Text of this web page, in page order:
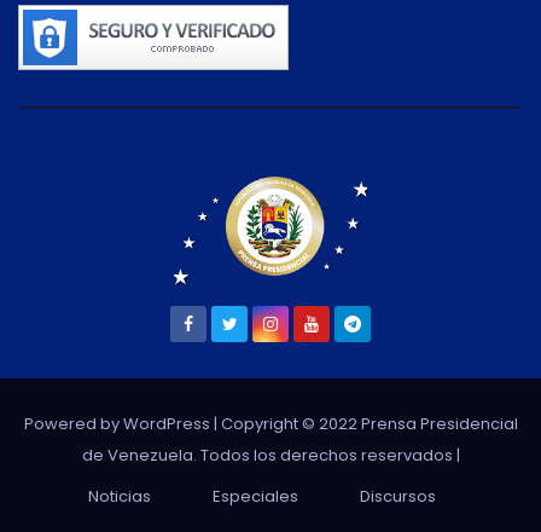
Powered by WordPress | Copyright © 2022 Prensa Presidencial
de Venezuela. Todos los derechos reservados |
Noticias
Especiales Discursos